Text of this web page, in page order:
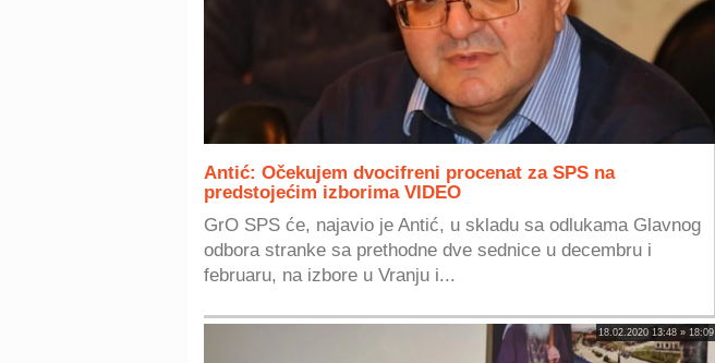
Antić: Očekujem dvocifreni procenat za SPS na
predstojećim izborima VIDEO
GrO SPS će, najavio je Antić, u skladu sa odlukama Glavnog
odbora stranke sa prethodne dve sednice u decembru i
februaru, na izbore u Vranju i...
18.02.2020 13:48 » 18:09